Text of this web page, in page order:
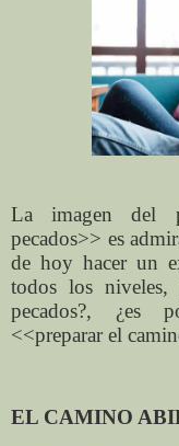
La imagen del
pecados>> es
de hoy hacer un
todos los niveles,
pecados?, ¿es
<<preparar el
EL CAMINO